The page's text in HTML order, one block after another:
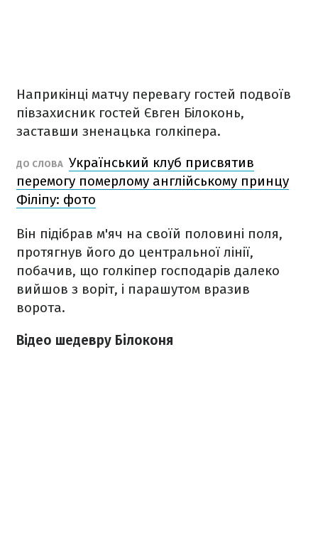
Наприкінці матчу перевагу гостей подвоїв
півзахисник гостей Євген Білоконь,
заставши зненацька голкіпера.
ДО СЛОВА Український клуб присвятив
перемогу померлому англійському принцу
Філіпу: фото
Він підібрав м'яч на своїй половині поля,
протягнув його до центральної лінії,
побачив, що голкіпер господарів далеко
вийшов з воріт, і парашутом вразив
ворота.
Відео шедевру Білоконя